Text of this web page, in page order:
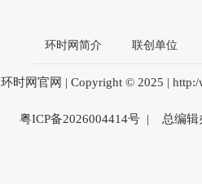
环时网简介 联创单位
环时网官网 | Copyright © 2025 |
粤ICP备2026004414号 | 总编辑